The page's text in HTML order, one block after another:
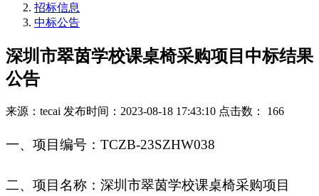
招标信息
中标公告
深圳市翠茵学校课桌椅采购项目中标结果
公告
来源：tecai 发布时间：2023-08-18 17:43:10 点击数： 166
一、 项目编号： TCZB-23SZHW038
二、 项目名称：深圳市翠茵学校课桌椅采购项目